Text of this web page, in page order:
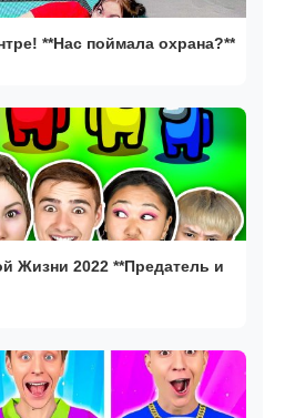
**Нас поймала охрана?**
Жизни 2022 **Предатель и